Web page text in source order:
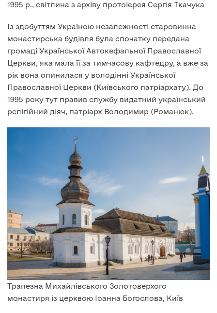
1995 р., світлина з архіву протоієрея Сергія Ткачука
Із здобуттям Україною незалежності старовинна
монастирська будівля була спочатку передана
громаді Української Автокефальної Православної
Церкви, яка мала її за тимчасову кафтедру, а вже за
рік вона опинилася у володінні Української
Православної Церкви (Київського патріархату). До
1995 року тут правив службу видатний український
релігійний діяч, патріарх Володимир (Романюк).
Трапезна Михайлівського Золотоверхого
монастиря із церквою Іоанна Богослова, Київ